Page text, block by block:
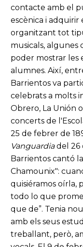
contacte amb el
escènica i adquirir
organitzant tot
musicals, algunes
poder mostrar les
alumnes. Així,
Barrientos va
celebrats a molts
Obrero, La Unión
concerts de
25 de febrer de
Vanguardiadel 26
Barrientos cantó
Chamounix":
quisiéramos oírla,
todo lo que
que de”. Tenia
amb els seus
treballant, però,